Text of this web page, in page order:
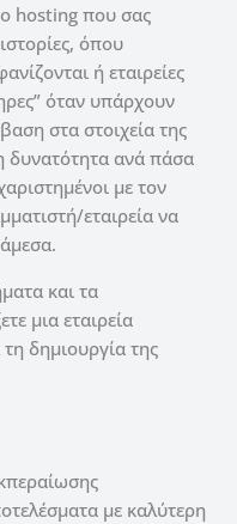
hosting που σας
όπου
ή εταιρείες
όταν υπάρχουν
στα στοιχεία της
δυνατότητα ανά πάσα
με τον
εταιρεία να
και τα
μια εταιρεία
δημιουργία της
με καλύτερη